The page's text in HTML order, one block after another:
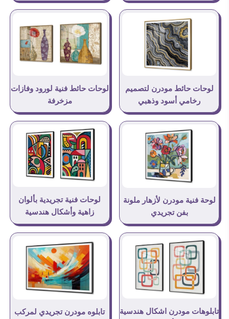
لوحات حائط مودرن لتصميم
رخامي أسود وذهبي
لوحات حائط فنية لورود وفازات
مزخرفة
لوحة فنية مودرن لأزهار ملونة
بفن تجريدي
لوحات فنية تجريدية بألوان
زاهية وأشكال هندسية
تابلوهات مودرن اشكال هندسية
تابلوه مودرن تجريدي لمركب